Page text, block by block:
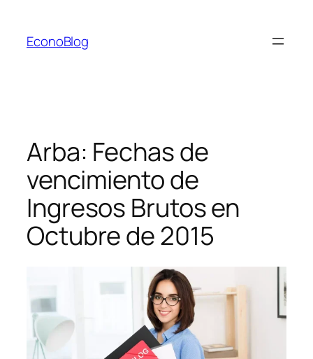
contenido
EconoBlog
Arba: Fechas de
vencimiento de
Ingresos Brutos en
Octubre de 2015